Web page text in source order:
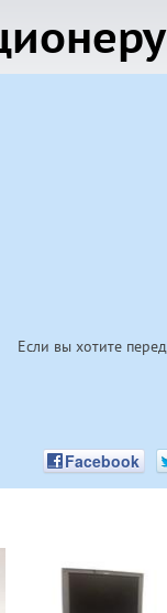
Если вы хотите
Facebook